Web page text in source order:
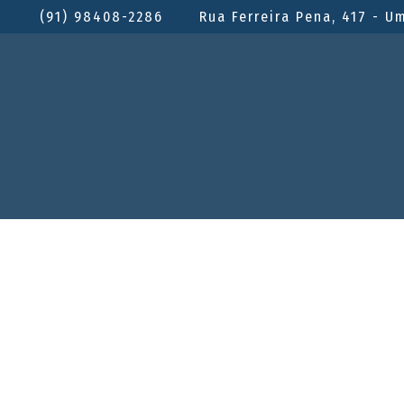
(91) 98408-2286 Rua Ferreira Pena, 417 -